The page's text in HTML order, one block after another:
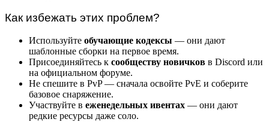
Как избежать этих проблем?
Используйте обучающие кодексы — они дают
шаблонные сборки на первое время.
Присоединяйтесь к сообществу новичков в Discord или
на официальном форуме.
Не спешите в PvP — сначала освойте PvE и соберите
базовое снаряжение.
Участвуйте в еженедельных ивентах — они дают
редкие ресурсы даже соло.